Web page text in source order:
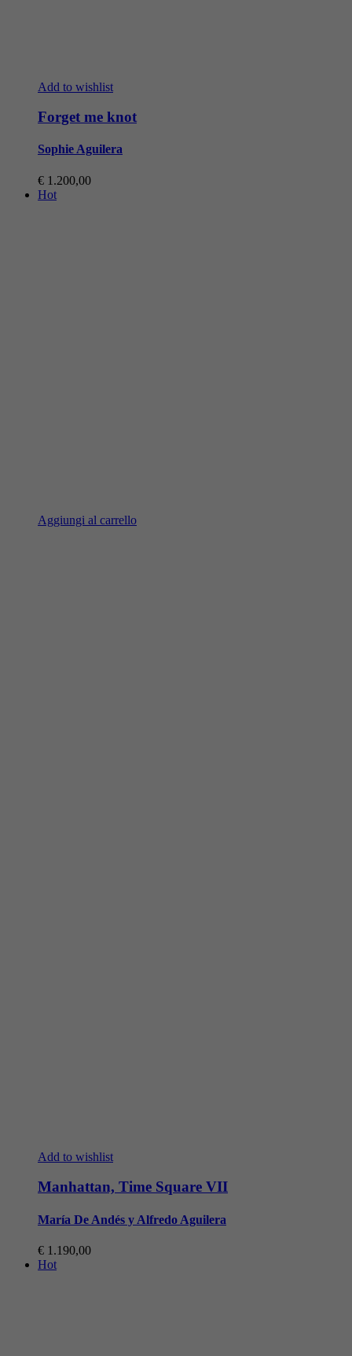
Add to wishlist
Forget me knot
Sophie Aguilera
€ 1.200,00
Hot
Aggiungi al carrello
Add to wishlist
Manhattan, Time Square VII
María De Andés y Alfredo Aguilera
€ 1.190,00
Hot